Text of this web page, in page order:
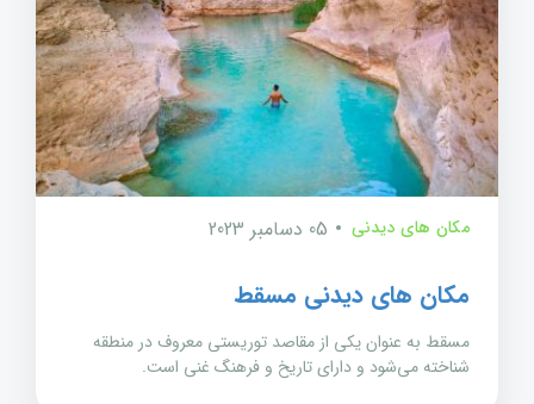
مکان های دیدنی 05 دسامبر 2023
مکان های دیدنی مسقط
مسقط به عنوان یکی از مقاصد توریستی معروف در منطقه
شناخته می‌شود و دارای تاریخ و فرهنگ غنی است.